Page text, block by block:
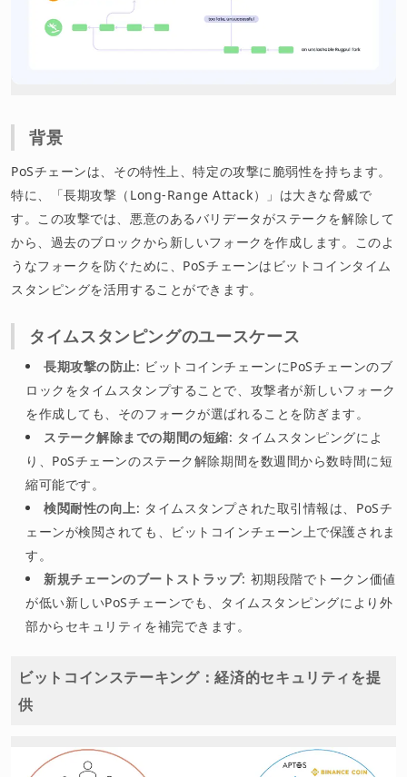
背景
PoSチェーンは、その特性上、特定の攻撃に脆弱性を持ちます。
特に、「長期攻撃（Long-Range Attack）」は大きな脅威で
す。この攻撃では、悪意のあるバリデータがステークを解除して
から、過去のブロックから新しいフォークを作成します。このよ
うなフォークを防ぐために、PoSチェーンはビットコインタイム
スタンピングを活用することができます。
タイムスタンピングのユースケース
長期攻撃の防止: ビットコインチェーンにPoSチェーンのブ
ロックをタイムスタンプすることで、攻撃者が新しいフォーク
を作成しても、そのフォークが選ばれることを防ぎます。
ステーク解除までの期間の短縮: タイムスタンピングによ
り、PoSチェーンのステーク解除期間を数週間から数時間に短
縮可能です。
検閲耐性の向上: タイムスタンプされた取引情報は、PoSチ
ェーンが検閲されても、ビットコインチェーン上で保護されま
す。
新規チェーンのブートストラップ: 初期段階でトークン価値
が低い新しいPoSチェーンでも、タイムスタンピングにより外
部からセキュリティを補完できます。
ビットコインステーキング：経済的セキュリティを提
供